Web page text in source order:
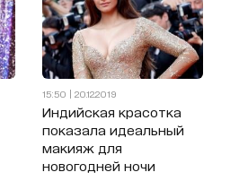
15:50 | 20.12.2019
Индийская красотка
показала идеальный
макияж для
новогодней ночи